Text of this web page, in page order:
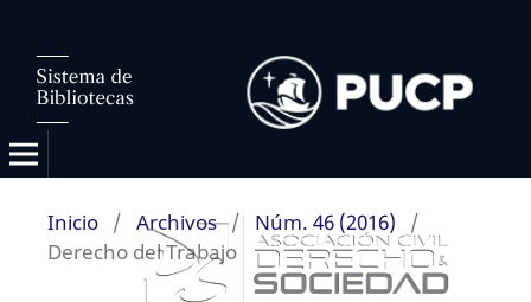
Inicio / Archivos / Núm. 46 (2016)
/
Derecho del Trabajo